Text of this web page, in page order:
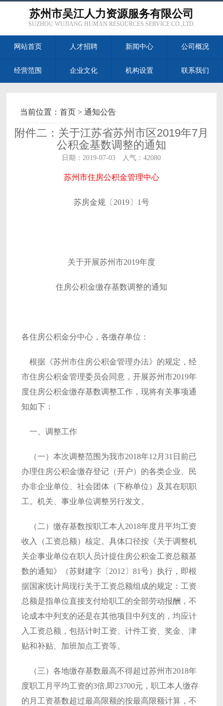
苏州市吴江人力资源服务有限公司
SUZHOU WUJIANG HUMAN RESOURCES SERVICE CO.,LTD.
网站首页 人才招聘 新闻中心 公司概况
经营范围 企业文化 机构设置 联系我们
当前位置：首页 >通知公告
附件二：关于江苏省苏州市区2019年7月
公积金基数调整的通知
日期：2019-07-03 人气：42080
苏州市住房公积金管理中心
苏房金规〔2019〕1号
关于开展苏州市2019年度
住房公积金缴存基数调整的通知
各住房公积金分中心，各缴存单位：
根据《苏州市住房公积金管理办法》的规定，经
市住房公积金管理委员会同意，开展苏州市2019年
度住房公积金缴存基数调整工作，现将有关事项通
知如下：
一、调整工作
（一）本次调整范围为我市2018年12月31日前已
办理住房公积金缴存登记（开户）的各类企业、民
办非企业单位、社会团体（下称单位）及其在职职
工。机关、事业单位调整另行发文。
（二）缴存基数按职工本人2018年度月平均工资
收入（工资总额）核定。具体口径按《关于调整机
关企事业单位在职人员计提住房公积金工资总额基
数的通知》（苏财建字〔2012〕81号）执行，即根
据国家统计局现行关于工资总额组成的规定：工资
总额是指单位直接支付给职工的全部劳动报酬，不
论成本中列支的还是在其他项目中列支的，均应计
入工资总额，包括计时工资、计件工资、奖金、津
贴和补贴、加班加点工资等。
（三）各地缴存基数最高不得超过苏州市2018年
度职工月平均工资的3倍,即23700元，职工本人缴存
的月工资基数超过最高限额的按最高限额计算，不